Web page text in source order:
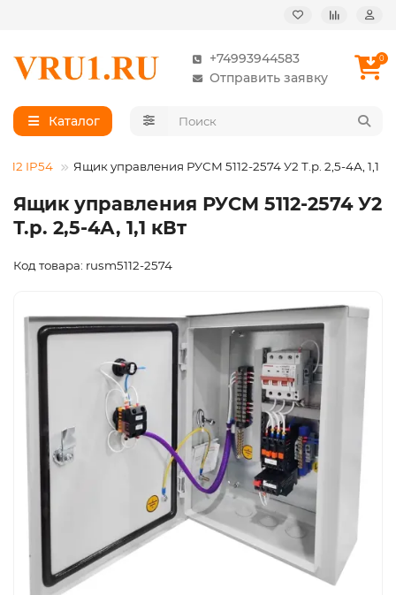
+74993944583
Отправить заявку
0
Каталог
IP54 Ящик управления РУСМ 5112-2574 У2 Т.р. 2,5-4А, 1,1
Ящик управления РУСМ 5112-2574 У2
Т.р. 2,5-4А, 1,1 кВт
Код товара: rusm5112-2574